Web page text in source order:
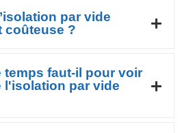
par vide
coûteuse ?
temps faut-il pour voir
l'isolation par vide